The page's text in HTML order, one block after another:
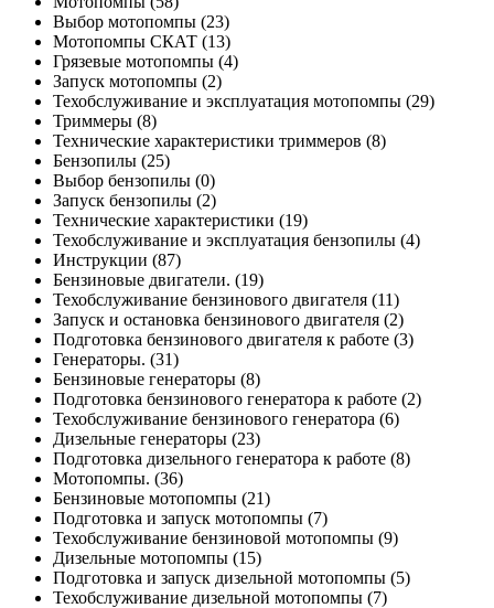
Выбор мотопомпы (23)
Мотопомпы СКАТ (13)
Грязевые мотопомпы (4)
Запуск мотопомпы (2)
Техобслуживание и эксплуатация мотопомпы (29)
Триммеры (8)
Технические характеристики триммеров (8)
Бензопилы (25)
Выбор бензопилы (0)
Запуск бензопилы (2)
Технические характеристики (19)
Техобслуживание и эксплуатация бензопилы (4)
Инструкции (87)
Бензиновые двигатели. (19)
Техобслуживание бензинового двигателя (11)
Запуск и остановка бензинового двигателя (2)
Подготовка бензинового двигателя к работе (3)
Генераторы. (31)
Бензиновые генераторы (8)
Подготовка бензинового генератора к работе (2)
Техобслуживание бензинового генератора (6)
Дизельные генераторы (23)
Подготовка дизельного генератора к работе (8)
Мотопомпы. (36)
Бензиновые мотопомпы (21)
Подготовка и запуск мотопомпы (7)
Техобслуживание бензиновой мотопомпы (9)
Дизельные мотопомпы (15)
Подготовка и запуск дизельной мотопомпы (5)
Техобслуживание дизельной мотопомпы (7)